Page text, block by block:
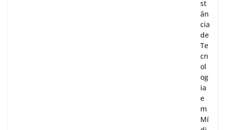
st
ân
cia
de
Te
cn
ol
og
ia
e
m
Mí